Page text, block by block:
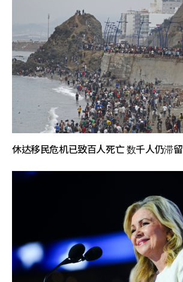
休达移民危机已致百人死亡 数千人仍滞留